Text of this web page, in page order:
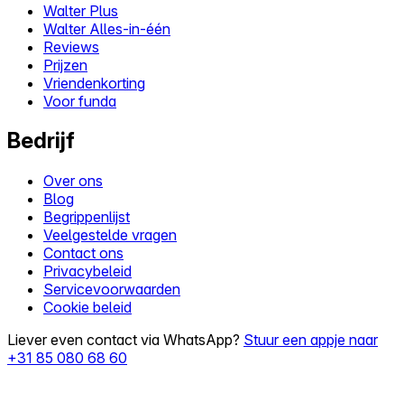
Walter Plus
Walter Alles-in-één
Reviews
Prijzen
Vriendenkorting
Voor funda
Bedrijf
Over ons
Blog
Begrippenlijst
Veelgestelde vragen
Contact ons
Privacybeleid
Servicevoorwaarden
Cookie beleid
Liever even contact via WhatsApp? Stuur een appje naar
+31 85 080 68 60